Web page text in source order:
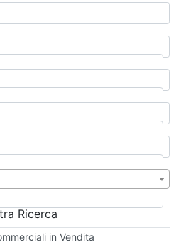
in Vendita
Ricerca